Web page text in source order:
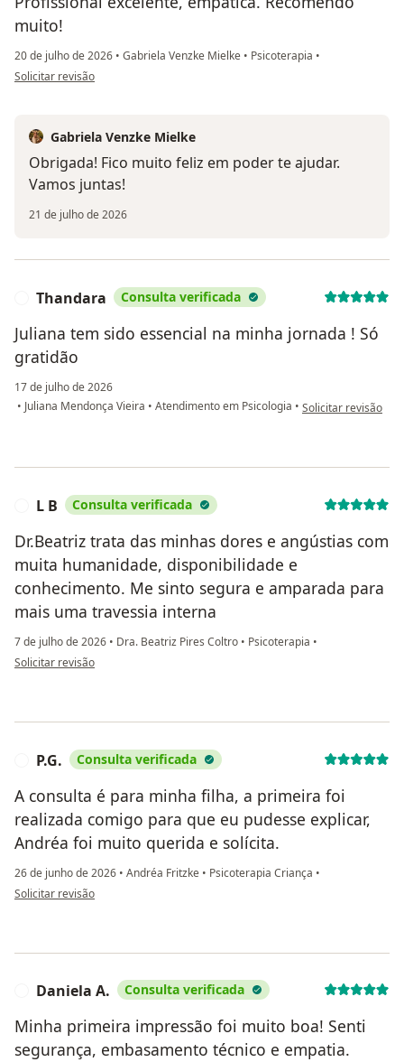
muito!
20 de julho de 2026 • Gabriela Venzke Mielke • Psicoterapia •
na opinião do utilizador K.K.A.
Solicitar revisão
Gabriela Venzke Mielke
Obrigada! Fico muito feliz em poder te ajudar.
Vamos juntas!
21 de julho de 2026
Thandara Consulta verificada
Juliana tem sido essencial na minha jornada ! Só
gratidão
17 de julho de 2026
• Juliana Mendonça Vieira • Atendimento em Psicologia • na opinião do
Solicitar revisão
L B Consulta verificada
Dr.Beatriz trata das minhas dores e angústias com
muita humanidade, disponibilidade e
conhecimento. Me sinto segura e amparada para
mais uma travessia interna
7 de julho de 2026 • Dra. Beatriz Pires Coltro • Psicoterapia •
na opinião do utilizador L B
Solicitar revisão
P.G. Consulta verificada
A consulta é para minha filha, a primeira foi
realizada comigo para que eu pudesse explicar,
Andréa foi muito querida e solícita.
26 de junho de 2026 • Andréa Fritzke • Psicoterapia Criança •
na opinião do utilizador P.G.
Solicitar revisão
Daniela A. Consulta verificada
Minha primeira impressão foi muito boa! Senti
segurança, embasamento técnico e empatia.